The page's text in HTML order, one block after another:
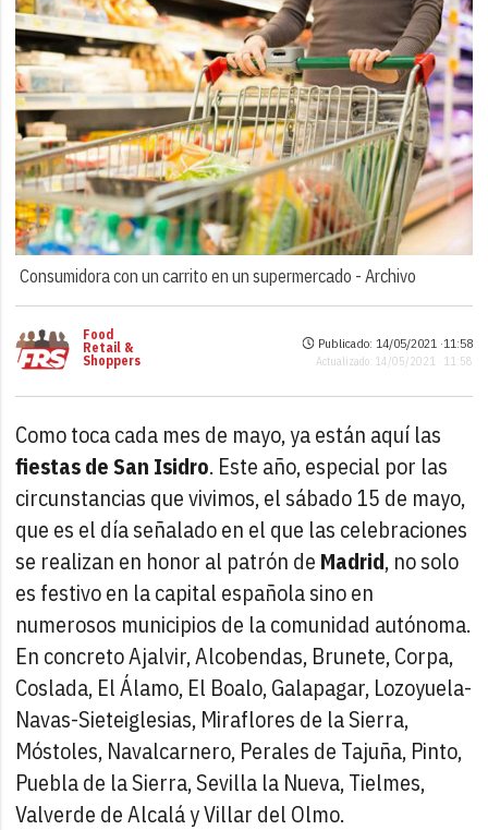
Consumidora con un carrito en un supermercado -Archivo
Food
Retail &
Shoppers
Publicado: 14/05/2021 ·11:58
Actualizado: 14/05/2021 · 11:58
Como toca cada mes de mayo, ya están aquí las
fiestas de San Isidro. Este año, especial por las
circunstancias que vivimos, el sábado 15 de mayo,
que es el día señalado en el que las celebraciones
se realizan en honor al patrón de Madrid, no solo
es festivo en la capital española sino en
numerosos municipios de la comunidad autónoma.
En concreto Ajalvir, Alcobendas, Brunete, Corpa,
Coslada, El Álamo, El Boalo, Galapagar, Lozoyuela-
Navas-Sieteiglesias, Miraflores de la Sierra,
Móstoles, Navalcarnero, Perales de Tajuña, Pinto,
Puebla de la Sierra, Sevilla la Nueva, Tielmes,
Valverde de Alcalá y Villar del Olmo.